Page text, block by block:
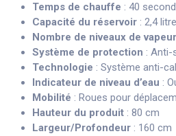
Temps de chauffe : 40
Capacité du réservoir : 2,4
Nombre de niveaux de vapeur
Système de protection :
Technologie : Système anti-
Indicateur de niveau d’eau :
Mobilité : Roues pour
Hauteur du produit : 80 cm
Largeur/Profondeur : 160 cm